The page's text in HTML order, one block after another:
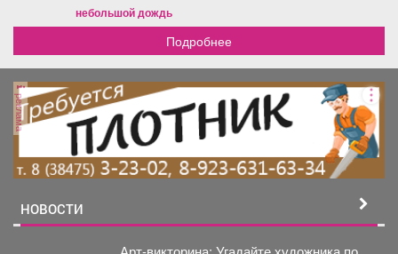
небольшой дождь
Подробнее
реклама
НОВОСТИ